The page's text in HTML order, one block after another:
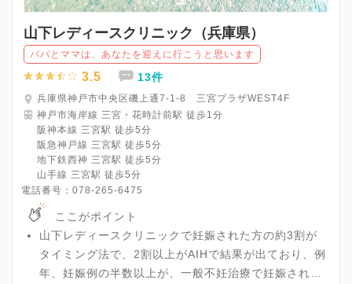
山下レディースクリニック（兵庫県）
パパとママは、あなたを迎えに行こうと思います
3.5 13件
兵庫県神戸市中央区磯上通7-1-8 三宮プラザWEST4F
神戸市海岸線 三宮・花時計前駅 徒歩1分
阪神本線 三宮駅 徒歩5分
阪急神戸線 三宮駅 徒歩5分
地下鉄西神 三宮駅 徒歩5分
山手線 三宮駅 徒歩5分
電話番号： 078-265-6475
ここがポイント
山下レディースクリニックで妊娠された方の約3割が
タイミング法で、2割以上がAIHで結果が出ており、例
年、妊娠例の半数以上が、一般不妊治療で妊娠されて